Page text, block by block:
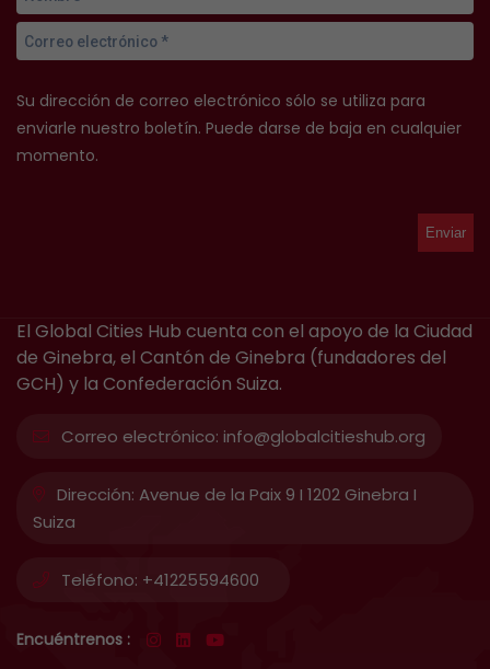
Su dirección de correo electrónico sólo se utiliza para
enviarle nuestro boletín. Puede darse de baja en cualquier
momento.
El Global Cities Hub cuenta con el apoyo de la Ciudad
de Ginebra, el Cantón de Ginebra (fundadores del
GCH) y la Confederación Suiza.
Correo electrónico: info@globalcitieshub.org
Dirección: Avenue de la Paix 9 I 1202 Ginebra I
Suiza
Teléfono: +41225594600
Encuéntrenos :